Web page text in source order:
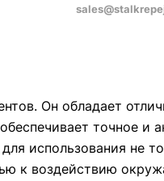
Он обладает
точное и
использования не
к воздействию